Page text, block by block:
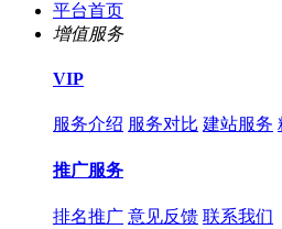
平台首页
增值服务
VIP
服务介绍 服务对比 建站服务
推广服务
排名推广 意见反馈 联系我们